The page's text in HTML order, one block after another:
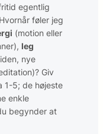
egentlig
føler jeg
(motion eller
leg
nye
Giv
1-5; de højeste
enkle
begynder at